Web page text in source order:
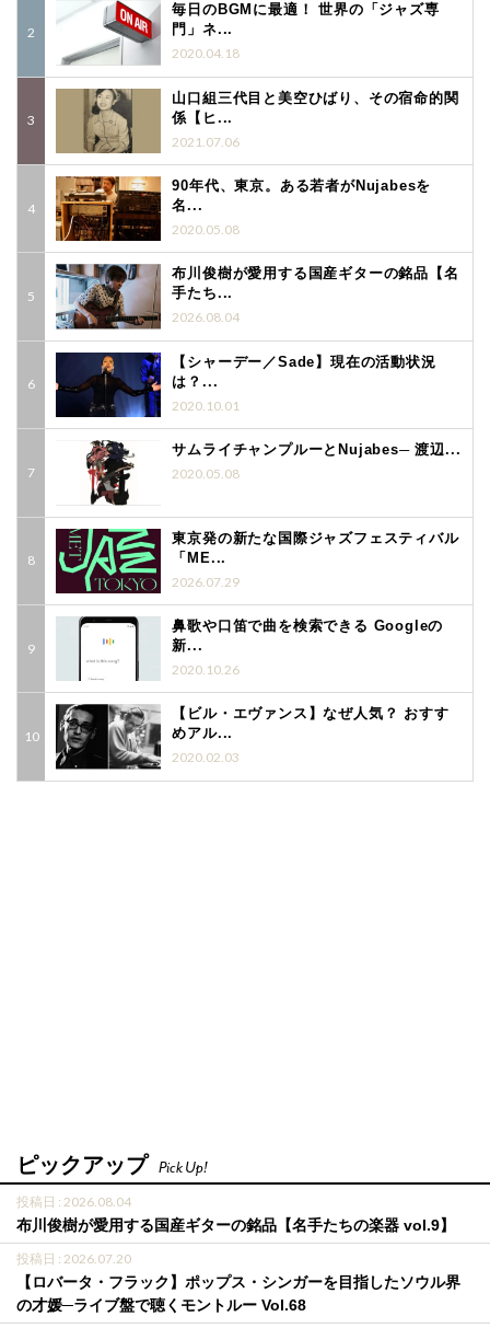
毎日のBGMに最適！ 世界の「ジャズ専
門」ネ...
2020.04.18
山口組三代目と美空ひばり、その宿命的関
係【ヒ...
2021.07.06
90年代、東京。ある若者がNujabesを
名...
2020.05.08
布川俊樹が愛用する国産ギターの銘品【名
手たち...
2026.08.04
【シャーデー／Sade】現在の活動状況
は？...
2020.10.01
サムライチャンプルーとNujabes─ 渡辺...
2020.05.08
東京発の新たな国際ジャズフェスティバル
「ME...
2026.07.29
鼻歌や口笛で曲を検索できる Googleの
新...
2020.10.26
【ビル・エヴァンス】なぜ人気？ おすす
めアル...
2020.02.03
ピックアップ Pick Up!
投稿日 : 2026.08.04
布川俊樹が愛用する国産ギターの銘品【名手たちの楽器 vol.9】
投稿日 : 2026.07.20
【ロバータ・フラック】ポップス・シンガーを目指したソウル界
の才媛─ライブ盤で聴くモントルー Vol.68